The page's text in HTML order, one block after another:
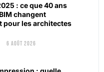
: ce que 40 ans
changent
pour les architectes
6 août 2026